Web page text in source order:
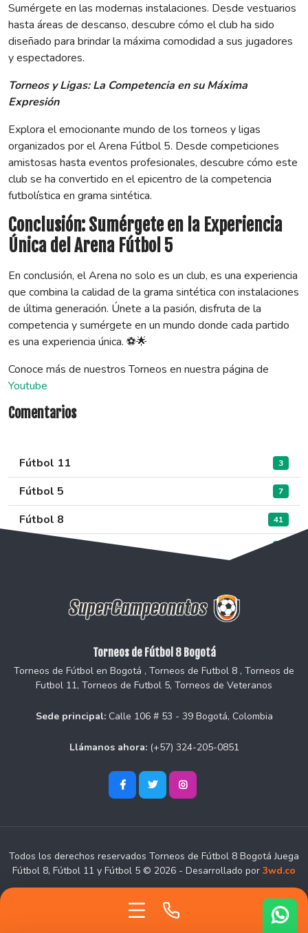
Sumérgete en las modernas instalaciones. Desde vestuarios
hasta áreas de descanso, descubre cómo el club ha sido
diseñado para brindar la máxima comodidad a sus jugadores
y espectadores.
Torneos y Ligas: La Competencia en su Máxima
Expresión
Explora el emocionante mundo de los torneos y ligas
organizados por el Arena Fútbol 5. Desde competiciones
amistosas hasta eventos profesionales, descubre cómo este
club se ha convertido en el epicentro de la competencia
futbolística en grama sintética.
Conclusión: Sumérgete en la Experiencia
Única del Arena Fútbol 5
En conclusión, el Arena no solo es un club, es una experiencia
que combina la calidad de la grama sintética con instalaciones
de última generación. Únete a la pasión, disfruta de la
competencia y sumérgete en un mundo donde cada partido
es una experiencia única. ⚽🌟
Conoce más de nuestros Torneos en nuestra página de
Youtube
Comentarios
Fútbol 11 3
Fútbol 5 7
Fútbol 8 41
Torneos de Fútbol 8 Bogotá
Torneos de Fútbol en Bogotá , Torneos de Futbol 8 , Torneos de
Futbol 11, Torneos de Futbol 5, Torneos de Veteranos
Sede principal:Calle 106 # 53 - 39 Bogotá, Colombia
Llámanos ahora:(+57) 324-205-0851
Call Us Now
Todos los derechos reservados Torneos de Fútbol 8 Bogotá Juega
Fútbol 8, Fútbol 11 y Fútbol 5 © 2026 - Desarrollado por 3wd.co